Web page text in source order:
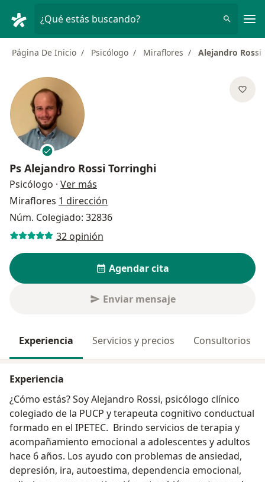
¿Qué estás buscando?
Página De Inicio Psicólogo Miraflores Alejandro Rossi
Ps Alejandro Rossi Torringhi
Psicólogo · Ver más
Miraflores 1 dirección
Núm. Colegiado: 32836
32 opinión
Agendar cita
Enviar mensaje
Experiencia Servicios y precios Consultorios
Experiencia
¿Cómo estás? Soy Alejandro Rossi, psicólogo clínico
colegiado de la PUCP y terapeuta cognitivo conductual
formado en el IPETEC. Brindo servicios de terapia y
acompañamiento emocional a adolescentes y adultos
hace 6 años. Los ayudo con problemas de ansiedad,
depresión, ira, autoestima, dependencia emocional,